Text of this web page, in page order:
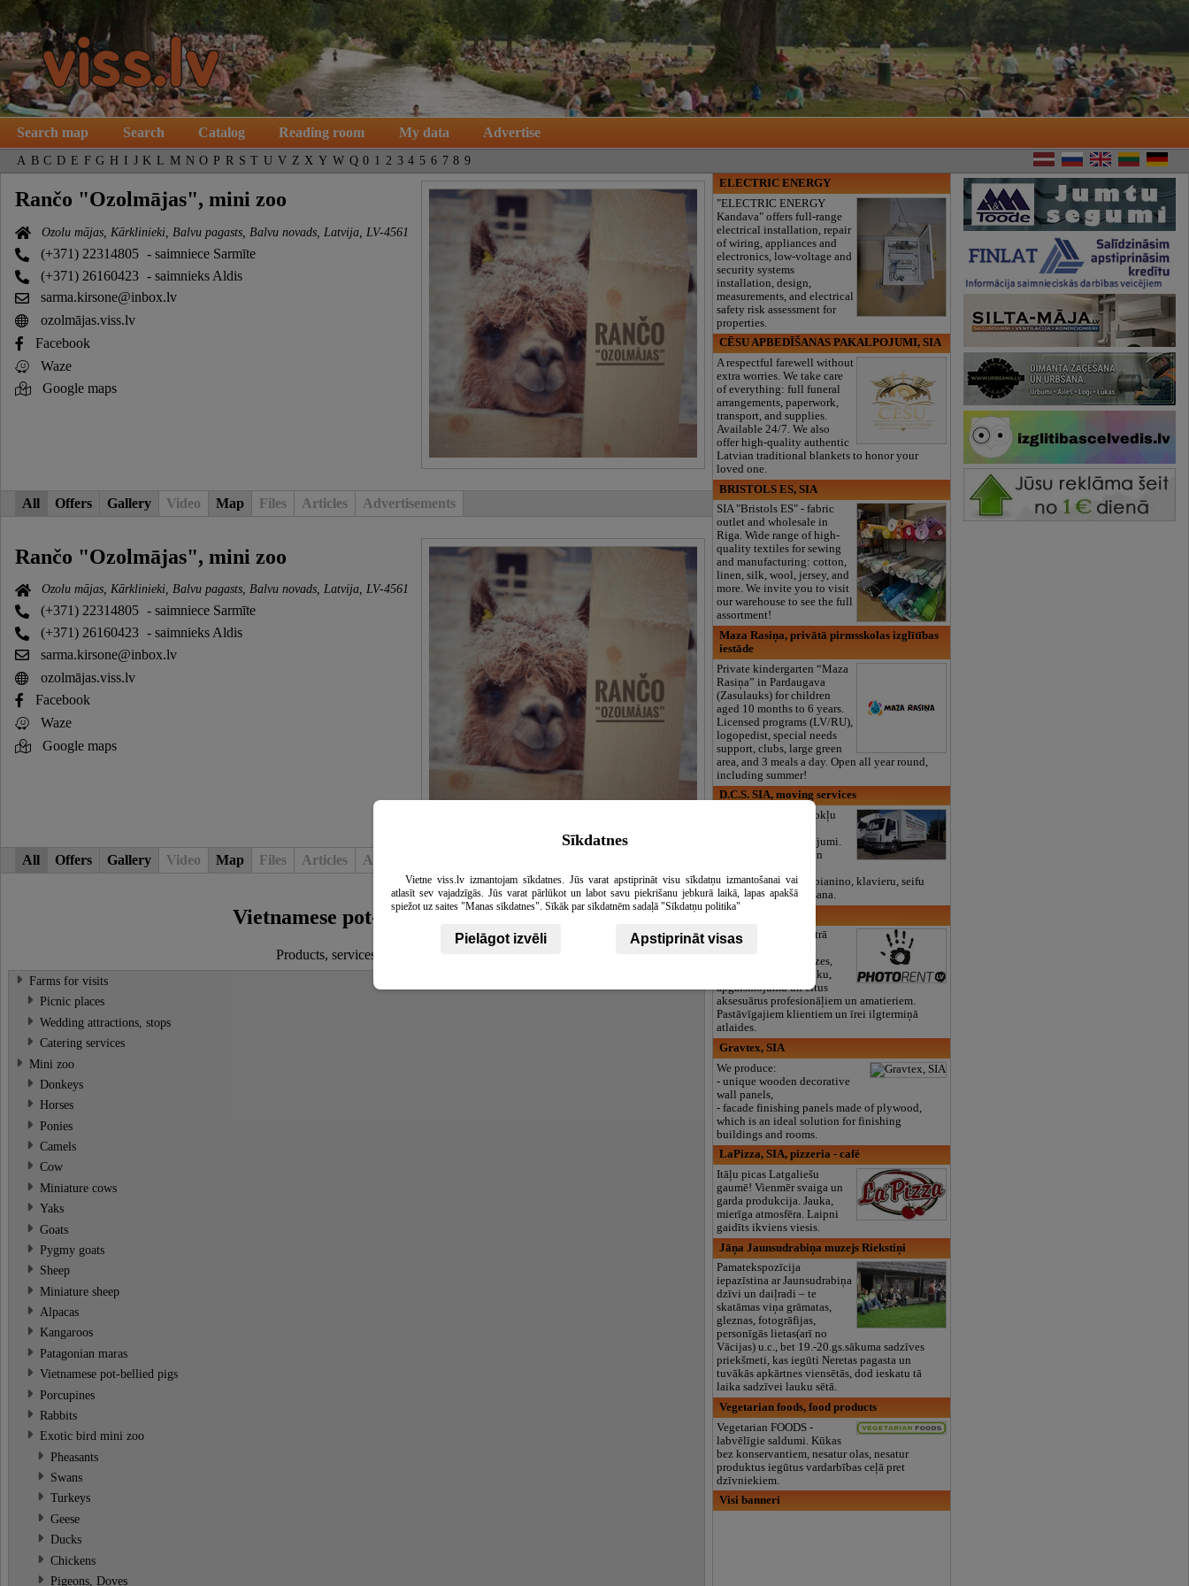
Search map Search Catalog Reading room My data Advertise
A B C D E F G H I J K L M N O P R S T U V Z X Y W Q 0 1 2 3 4 5 6 7 8 9
Rančo "Ozolmājas", mini zoo
Ozolu mājas, Kārklinieki, Balvu pagasts, Balvu novads, Latvija, LV-4561
(+371) 22314805 - saimniece Sarmīte
(+371) 26160423 - saimnieks Aldis
sarma.kirsone@inbox.lv
ozolmājas.viss.lv
Facebook
Waze
Google maps
All Offers Gallery Video Map Files Articles Advertisements
Rančo "Ozolmājas", mini zoo
Ozolu mājas, Kārklinieki, Balvu pagasts, Balvu novads, Latvija, LV-4561
(+371) 22314805 - saimniece Sarmīte
(+371) 26160423 - saimnieks Aldis
sarma.kirsone@inbox.lv
ozolmājas.viss.lv
Facebook
Waze
Google maps
All Offers Gallery Video Map Files Articles Advertisements
Vietnamese pot-bellied pigs
Products, services, keywords
Farms for visits
Picnic places
Wedding attractions, stops
Catering services
Mini zoo
Donkeys
Horses
Ponies
Camels
Cow
Miniature cows
Yaks
Goats
Pygmy goats
Sheep
Miniature sheep
Alpacas
Kangaroos
Patagonian maras
Vietnamese pot-bellied pigs
Porcupines
Rabbits
Exotic bird mini zoo
Pheasants
Swans
Turkeys
Geese
Ducks
Chickens
Pigeons, Doves
ELECTRIC ENERGY
"ELECTRIC ENERGY
Kandava" offers full-range
electrical installation, repair
of wiring, appliances and
electronics, low-voltage and
security systems
installation, design,
measurements, and electrical
safety risk assessment for
properties.
CĒSU APBEDĪŠANAS PAKALPOJUMI, SIA
A respectful farewell without
extra worries. We take care
of everything: full funeral
arrangements, paperwork,
transport, and supplies.
Available 24/7. We also
offer high-quality authentic
Latvian traditional blankets to honor your
loved one.
BRISTOLS ES, SIA
SIA "Bristols ES" - fabric
outlet and wholesale in
Riga. Wide range of high-
quality textiles for sewing
and manufacturing: cotton,
linen, silk, wool, jersey, and
more. We invite you to visit
our warehouse to see the full
assortment!
Maza Rasiņa, privātā pirmsskolas izglītības
iestāde
Private kindergarten “Maza
Rasiņa” in Pardaugava
(Zasulauks) for children
aged 10 months to 6 years.
Licensed programs (LV/RU),
logopedist, special needs
support, clubs, large green
area, and 3 meals a day. Open all year round,
including summer!
D.C.S. SIA, moving services
D.C.S. piedāvā:Dzīvokļu
pārvākšanās pakalpojumi.
Mēbeļu izjaukšana un
Smagu priekšmetu - pianino, klavieru, seifu
pārvietošana, pārcelšana.
Fotonoma Rīgas centrā
objektīvus, zibspuldzes,
audio un video tehniku,
apgaismojumu un citus
aksesuārus profesionāļiem un amatieriem.
Pastāvīgajiem klientiem un īrei ilgtermiņā
atlaides.
Gravtex, SIA
We produce:
- unique wooden decorative
wall panels,
- facade finishing panels made of plywood,
which is an ideal solution for finishing
buildings and rooms.
LaPizza, SIA, pizzeria - café
Itāļu picas Latgaliešu
gaumē! Vienmēr svaiga un
garda produkcija. Jauka,
mierīga atmosfēra. Laipni
gaidīts ikviens viesis.
Jāņa Jaunsudrabiņa muzejs Riekstiņi
Pamatekspozīcija
iepazīstina ar Jaunsudrabiņa
dzīvi un daiļradi – te
skatāmas viņa grāmatas,
gleznas, fotogrāfijas,
personīgās lietas(arī no
Vācijas) u.c., bet 19.-20.gs.sākuma sadzīves
priekšmeti, kas iegūti Neretas pagasta un
tuvākās apkārtnes viensētās, dod ieskatu tā
laika sadzīvei lauku sētā.
Vegetarian foods, food products
Vegetarian FOODS -
labvēlīgie saldumi. Kūkas
bez konservantiem, nesatur olas, nesatur
produktus iegūtus vardarbības ceļā pret
dzīvniekiem.
Visi banneri
Sīkdatnes
Vietne viss.lv izmantojam sīkdatnes. Jūs varat apstiprināt visu sīkdatņu izmantošanai vai
atlasīt sev vajadzīgās. Jūs varat pārlūkot un labot savu piekrišanu jebkurā laikā, lapas apakšā
spiežot uz saites "Manas sīkdatnes". Sīkāk par sīkdatnēm sadaļā "Sīkdatņu politika"
Pielāgot izvēli Apstiprināt visas